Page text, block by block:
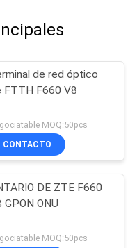
de red óptico
FTTH F660 V8
MOQ:50pcs
CONTACTO
DE ZTE F660
GPON ONU
MOQ:50pcs